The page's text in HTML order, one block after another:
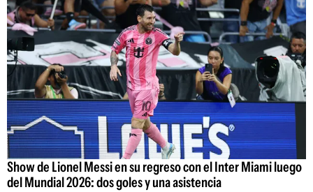
Show de Lionel Messi en su regreso con el Inter Miami luego
del Mundial 2026: dos goles y una asistencia